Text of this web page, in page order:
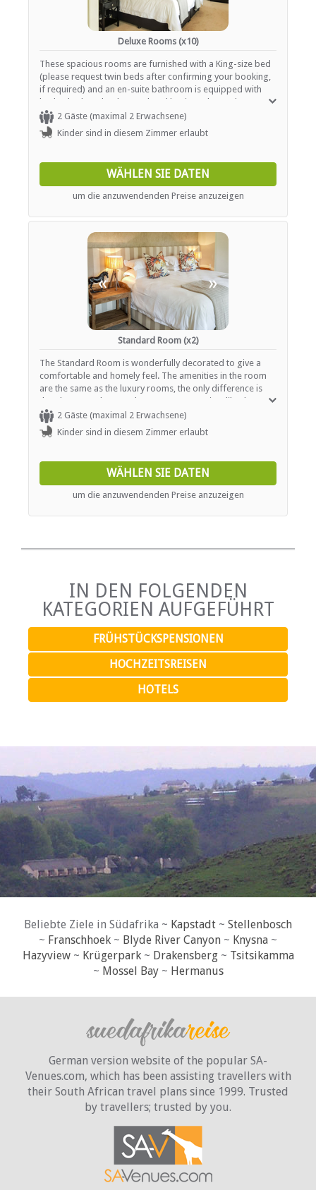
ESSEN UND TRINKEN
Kostenloser Tee / Kaffee
INTERNET
Kostenloses Wi-Fi
Deluxe Rooms (x10)
These spacious rooms are furnished with a King-size bed
(please request twin beds after confirming your booking,
if required) and an en-suite bathroom is equipped with
both a bath and a shower, hand basin and WC. These
rooms make use of a shared coffee / tea station.
2 Gäste (maximal 2 Erwachsene)
Kinder sind in diesem Zimmer erlaubt
WÄHLEN SIE DATEN
um die anzuwendenden Preise anzuzeigen
« »
Standard Room (x2)
The Standard Room is wonderfully decorated to give a
comfortable and homely feel. The amenities in the room
are the same as the luxury rooms, the only difference is
that the room does not have a terrace or view like the
luxury rooms have. The rooms are furnished with a King-
size bed (please request twin beds after confirming your
booking, if required) and an en-suite bathroom is
WC. These rooms make use of a shared coffee / tea
2 Gäste (maximal 2 Erwachsene)
Kinder sind in diesem Zimmer erlaubt
WÄHLEN SIE DATEN
um die anzuwendenden Preise anzuzeigen
IN DEN FOLGENDEN
KATEGORIEN AUFGEFÜHRT
FRÜHSTÜCKSPENSIONEN
HOCHZEITSREISEN
HOTELS
Beliebte Ziele in Südafrika ~ Kapstadt ~ Stellenbosch
~ Franschhoek ~ Blyde River Canyon ~ Knysna ~
Hazyview~ Krügerpark~ Drakensberg~ Tsitsikamma
~ Mossel Bay~ Hermanus
German version website of the popular SA-
Venues.com, which has been assisting travellers with
their South African travel plans since 1999. Trusted
by travellers; trusted by you.